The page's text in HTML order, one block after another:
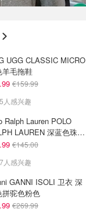
UGG CLASSIC MICRO
羊毛拖鞋
€159.99
人感兴趣
Ralph Lauren POLO
LAUREN 深蓝色珠地
衫
€145.00
人感兴趣
GANNI ISOLI 卫衣 深
拼驼色粉色
€269.99